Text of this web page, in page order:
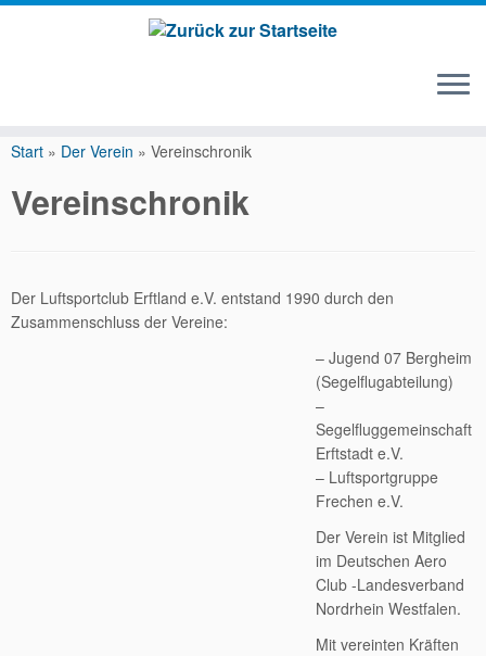
Inhalt
Start » Der Verein » Vereinschronik
Vereinschronik
Der Luftsportclub Erftland e.V. entstand 1990 durch den
Zusammenschluss der Vereine:
– Jugend 07 Bergheim
(Segelflugabteilung)
–
Segelfluggemeinschaft
Erftstadt e.V.
– Luftsportgruppe
Frechen e.V.
Der Verein ist Mitglied
im Deutschen Aero
Club -Landesverband
Nordrhein Westfalen.
Mit vereinten Kräften